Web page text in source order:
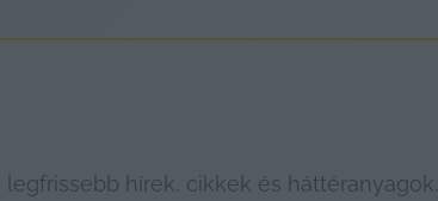
hírek, cikkek és háttéranyagok.